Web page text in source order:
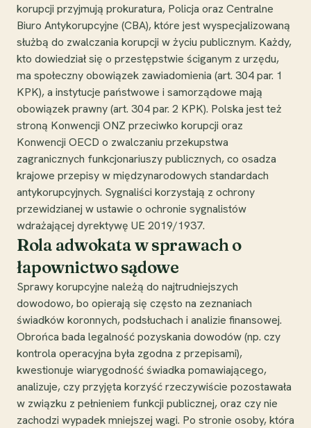
korupcji przyjmują prokuratura, Policja oraz Centralne
Biuro Antykorupcyjne (CBA), które jest wyspecjalizowaną
służbą do zwalczania korupcji w życiu publicznym. Każdy,
kto dowiedział się o przestępstwie ściganym z urzędu,
ma społeczny obowiązek zawiadomienia (art. 304 par. 1
KPK), a instytucje państwowe i samorządowe mają
obowiązek prawny (art. 304 par. 2 KPK). Polska jest też
stroną Konwencji ONZ przeciwko korupcji oraz
Konwencji OECD o zwalczaniu przekupstwa
zagranicznych funkcjonariuszy publicznych, co osadza
krajowe przepisy w międzynarodowych standardach
antykorupcyjnych. Sygnaliści korzystają z ochrony
przewidzianej w ustawie o ochronie sygnalistów
wdrażającej dyrektywę UE 2019/1937.
Rola adwokata w sprawach o
łapownictwo sądowe
Sprawy korupcyjne należą do najtrudniejszych
dowodowo, bo opierają się często na zeznaniach
świadków koronnych, podsłuchach i analizie finansowej.
Obrońca bada legalność pozyskania dowodów (np. czy
kontrola operacyjna była zgodna z przepisami),
kwestionuje wiarygodność świadka pomawiającego,
analizuje, czy przyjęta korzyść rzeczywiście pozostawała
w związku z pełnieniem funkcji publicznej, oraz czy nie
zachodzi wypadek mniejszej wagi. Po stronie osoby, która